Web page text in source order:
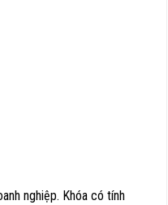
nghiệp. Khóa có tính